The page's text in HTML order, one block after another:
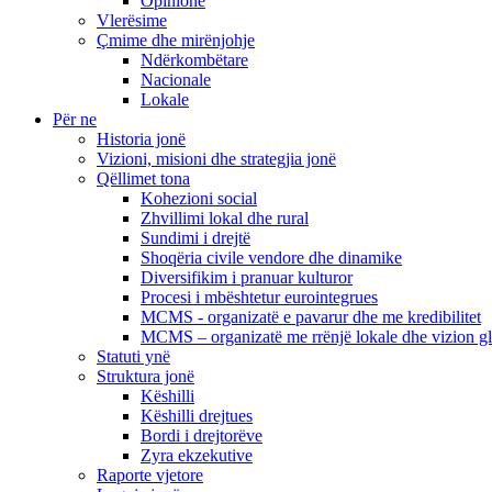
Vlerësime
Çmime dhe mirënjohje
Ndërkombëtare
Nacionale
Lokale
Për ne
Historia jonë
Vizioni, misioni dhe strategjia jonë
Qëllimet tona
Kohezioni social
Zhvillimi lokal dhe rural
Sundimi i drejtë
Shoqëria civile vendore dhe dinamike
Diversifikim i pranuar kulturor
Procesi i mbështetur eurointegrues
MCMS - organizatë e pavarur dhe me kredibilitet
MCMS – organizatë me rrënjë lokale dhe vizion
Statuti ynë
Struktura jonë
Këshilli
Këshilli drejtues
Bordi i drejtorëve
Zyra ekzekutive
Raporte vjetore